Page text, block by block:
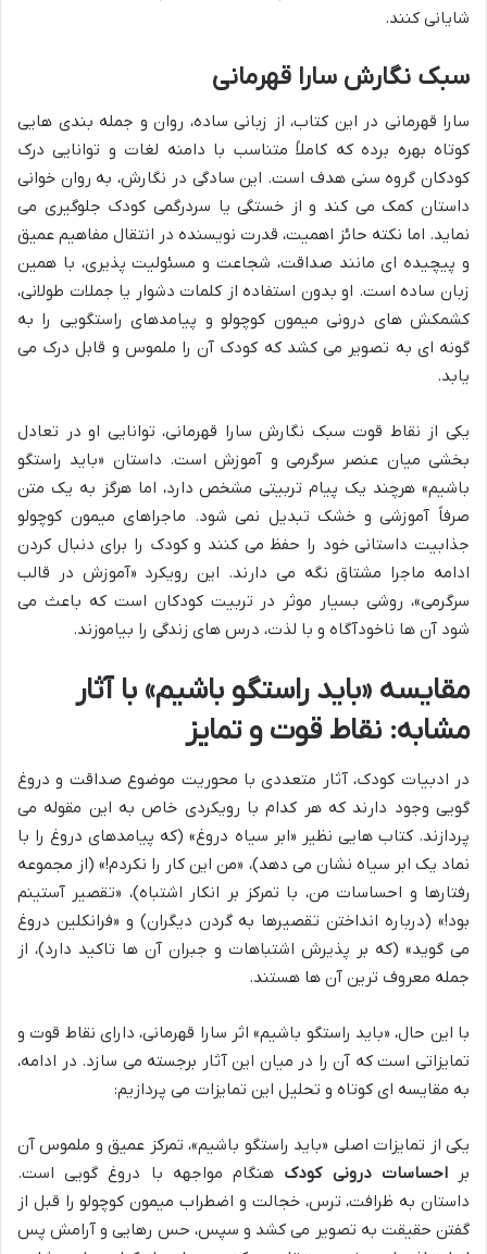
شایانی کنند.
سبک نگارش سارا قهرمانی
سارا قهرمانی در این کتاب، از زبانی ساده، روان و جمله بندی هایی
کوتاه بهره برده که کاملاً متناسب با دامنه لغات و توانایی درک
کودکان گروه سنی هدف است. این سادگی در نگارش، به روان خوانی
داستان کمک می کند و از خستگی یا سردرگمی کودک جلوگیری می
نماید. اما نکته حائز اهمیت، قدرت نویسنده در انتقال مفاهیم عمیق
و پیچیده ای مانند صداقت، شجاعت و مسئولیت پذیری، با همین
زبان ساده است. او بدون استفاده از کلمات دشوار یا جملات طولانی،
کشمکش های درونی میمون کوچولو و پیامدهای راستگویی را به
گونه ای به تصویر می کشد که کودک آن را ملموس و قابل درک می
یابد.
یکی از نقاط قوت سبک نگارش سارا قهرمانی، توانایی او در تعادل
بخشی میان عنصر سرگرمی و آموزش است. داستان «باید راستگو
باشیم» هرچند یک پیام تربیتی مشخص دارد، اما هرگز به یک متن
صرفاً آموزشی و خشک تبدیل نمی شود. ماجراهای میمون کوچولو
جذابیت داستانی خود را حفظ می کنند و کودک را برای دنبال کردن
ادامه ماجرا مشتاق نگه می دارند. این رویکرد «آموزش در قالب
سرگرمی»، روشی بسیار موثر در تربیت کودکان است که باعث می
شود آن ها ناخودآگاه و با لذت، درس های زندگی را بیاموزند.
مقایسه «باید راستگو باشیم» با آثار
مشابه: نقاط قوت و تمایز
در ادبیات کودک، آثار متعددی با محوریت موضوع صداقت و دروغ
گویی وجود دارند که هر کدام با رویکردی خاص به این مقوله می
پردازند. کتاب هایی نظیر «ابر سیاه دروغ» (که پیامدهای دروغ را با
نماد یک ابر سیاه نشان می دهد)، «من این کار را نکردم!» (از مجموعه
رفتارها و احساسات من، با تمرکز بر انکار اشتباه)، «تقصیر آستینم
بود!» (درباره انداختن تقصیرها به گردن دیگران) و «فرانکلین دروغ
می گوید» (که بر پذیرش اشتباهات و جبران آن ها تاکید دارد)، از
جمله معروف ترین آن ها هستند.
با این حال، «باید راستگو باشیم» اثر سارا قهرمانی، دارای نقاط قوت و
تمایزاتی است که آن را در میان این آثار برجسته می سازد. در ادامه،
به مقایسه ای کوتاه و تحلیل این تمایزات می پردازیم:
یکی از تمایزات اصلی «باید راستگو باشیم»، تمرکز عمیق و ملموس آن
براحساسات درونی کودک هنگام مواجهه با دروغ گویی است.
داستان به ظرافت، ترس، خجالت و اضطراب میمون کوچولو را قبل از
گفتن حقیقت به تصویر می کشد و سپس، حس رهایی و آرامش پس